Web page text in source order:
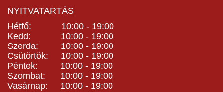
NYITVATARTÁS
Hétfő: 10:00 - 19:00
Kedd: 10:00 - 19:00
Szerda: 10:00 - 19:00
Csütörtök: 10:00 - 19:00
Péntek: 10:00 - 19:00
Szombat: 10:00 - 19:00
Vasárnap: 10:00 - 19:00